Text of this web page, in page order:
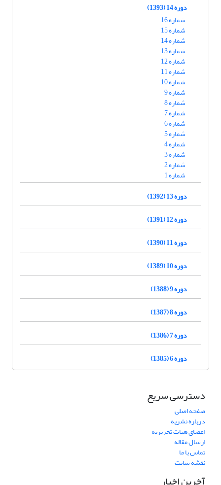
دوره 14 (1393)
شماره 16
شماره 15
شماره 14
شماره 13
شماره 12
شماره 11
شماره 10
شماره 9
شماره 8
شماره 7
شماره 6
شماره 5
شماره 4
شماره 3
شماره 2
شماره 1
دوره 13 (1392)
دوره 12 (1391)
دوره 11 (1390)
دوره 10 (1389)
دوره 9 (1388)
دوره 8 (1387)
دوره 7 (1386)
دوره 6 (1385)
دسترسی سریع
صفحه اصلی
درباره نشریه
اعضای هیات تحریریه
ارسال مقاله
تماس با ما
نقشه سایت
آخرین اخبار